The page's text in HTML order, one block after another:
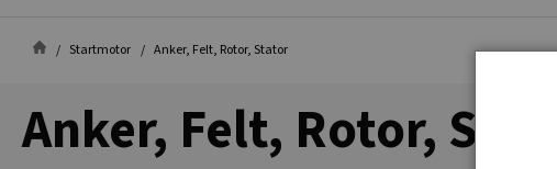
Startmotor Anker, Felt, Rotor, Stator
Anker, Felt, Rotor, Stator